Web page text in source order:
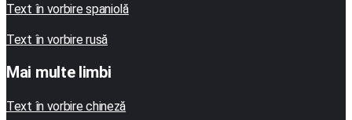
Text în vorbire spaniolă
Text în vorbire rusă
Mai multe limbi
Text în vorbire chineză